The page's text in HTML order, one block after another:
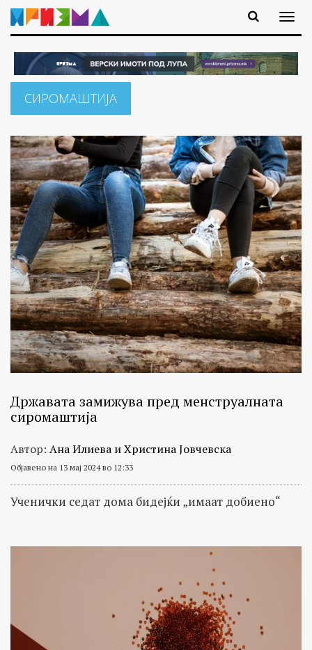
СИРОМАШТИЈА
Државата замижува пред менструалната
сиромаштија
Автор: Ана Илиева и Христина Јовчевска
Објавено на 13 мај 2024 во 12:33
Ученички седат дома бидејќи „имаат добиено“